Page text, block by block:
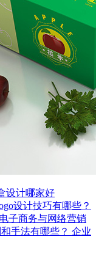
设计哪家好
设计技巧有哪些？
电子商务与网络营销
手法有哪些？ 企业